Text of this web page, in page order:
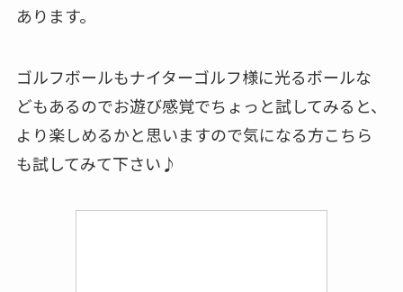
あります。
ゴルフボールもナイターゴルフ様に光るボールな
どもあるのでお遊び感覚でちょっと試してみると、
より楽しめるかと思いますので気になる方こちら
も試してみて下さい♪